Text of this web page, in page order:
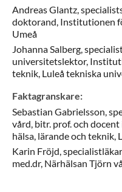
AndreasGlantz,
doktorand, Institutionen
Umeå
JohannaSalberg,
universitetslektor,
teknik, Luleå tekniska
Faktagranskare:
Sebastian Gabrielsson,
vård, bitr. prof. och
hälsa, lärande och teknik,
Karin Fröjd,
med.dr, Närhälsan Tjörn